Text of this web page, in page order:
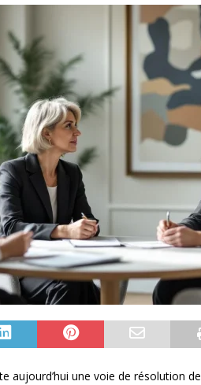
aujourd’hui une voie de résolution